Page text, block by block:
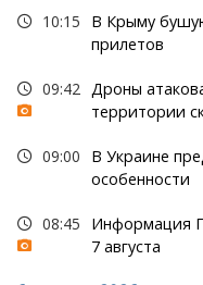
10:15
В Крыму
прилетов
09:42 Дроны
территории
09:00
В Украине
особенности
08:45
Информация
7 августа